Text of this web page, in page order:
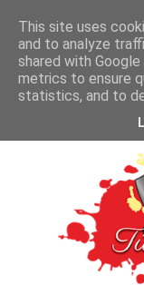
This site uses
and to analyze
shared with
metrics to ensure
statistics, and to